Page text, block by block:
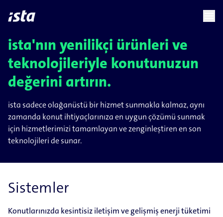
languagechevron_right
ista'nın yenilikçi ürünleri ve
teknolojileriyle konutunuzun
değerini artırın.
ista sadece olağanüstü bir hizmet sunmakla kalmaz, aynı
zamanda konut ihtiyaçlarınıza en uygun çözümü sunmak
için hizmetlerimizi tamamlayan ve zenginleştiren en son
teknolojileri de sunar.
Sistemler
Konutlarınızda kesintisiz iletişim ve gelişmiş enerji tüketimi